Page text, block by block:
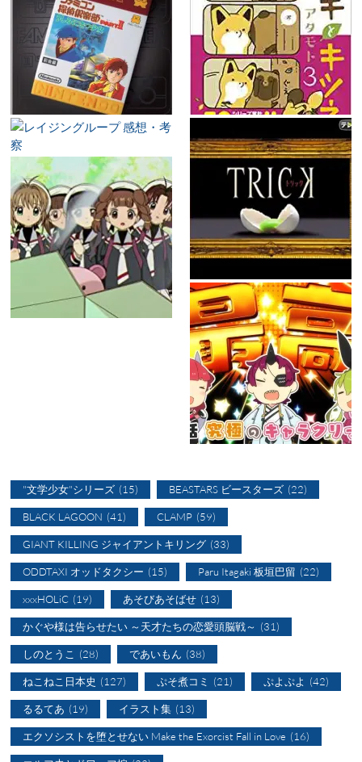
"文学少女"シリーズ (15) BEASTARS ビースターズ (22)
BLACK LAGOON (41) CLAMP (59)
GIANT KILLING ジャイアントキリング (33)
ODDTAXI オッドタクシー (15) Paru Itagaki 板垣巴留 (22)
xxxHOLiC (19) あそびあそばせ (13)
かぐや様は告らせたい ～天才たちの恋愛頭脳戦～ (31)
しのとうこ (28) であいもん (38)
ねこねこ日本史 (127) ぷそ煮コミ (21) ぷよぷよ (42)
るるてあ (19) イラスト集 (13)
エクソシストを堕とせない Make the Exorcist Fall in Love (16)